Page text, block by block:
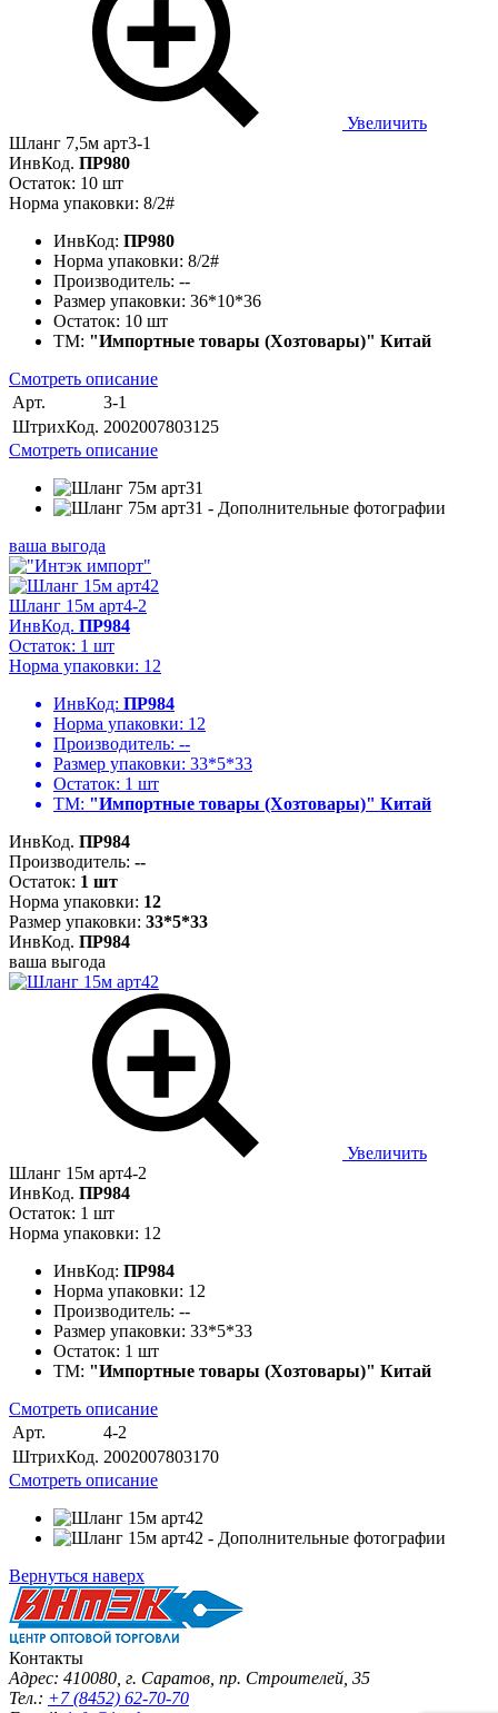
Увеличить
Шланг 7,5м арт3-1
ИнвКод. ПР980
Остаток: 10 шт
Норма упаковки: 8/2#
ИнвКод: ПР980
Норма упаковки: 8/2#
Производитель: --
Размер упаковки: 36*10*36
Остаток: 10 шт
ТМ: "Импортные товары (Хозтовары)" Китай
Смотреть описание
Арт.
3-1
ШтрихКод. 2002007803125
Смотреть описание
ваша выгода
Шланг 15м арт4-2
ИнвКод. ПР984
Остаток: 1 шт
Норма упаковки: 12
ИнвКод: ПР984
Норма упаковки: 12
Производитель: --
Размер упаковки: 33*5*33
Остаток: 1 шт
ТМ: "Импортные товары (Хозтовары)" Китай
ИнвКод. ПР984
Производитель: --
Остаток: 1 шт
Норма упаковки: 12
Размер упаковки: 33*5*33
ИнвКод. ПР984
ваша выгода
Увеличить
Шланг 15м арт4-2
ИнвКод. ПР984
Остаток: 1 шт
Норма упаковки: 12
ИнвКод: ПР984
Норма упаковки: 12
Производитель: --
Размер упаковки: 33*5*33
Остаток: 1 шт
ТМ: "Импортные товары (Хозтовары)" Китай
Смотреть описание
Арт.
4-2
ШтрихКод. 2002007803170
Смотреть описание
Вернуться наверх
Контакты
Адрес: 410080, г. Саратов, пр. Строителей, 35
Тел.: +7 (8452) 62-70-70